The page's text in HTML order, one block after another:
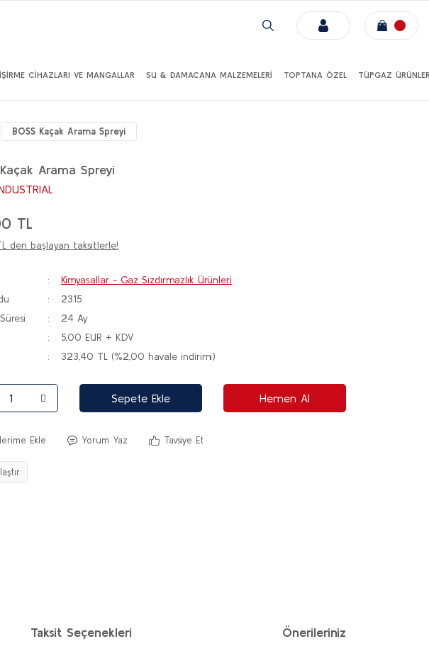
CİHAZLARI VE MANGALLAR SU & DAMACANA MALZEMELERİ TOPTANA ÖZEL TÜPGAZ
BOSS Kaçak Arama Spreyi
Arama Spreyi
TL
den başlayan taksitlerle!
Kimyasallar - Gaz Sızdırmazlık Ürünleri
2315
24 Ay
5,00 EUR + KDV
323,40 TL (%2,00 havale indirimi)
Sepete Ekle Hemen Al
Yorum Yaz Tavsiye Et
Taksit Seçenekleri Önerileriniz